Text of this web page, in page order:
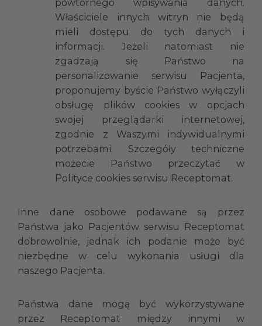
powtórnego wpisywania danych.
Właściciele innych witryn nie będą
mieli dostępu do tych danych i
informacji. Jeżeli natomiast nie
zgadzają się Państwo na
personalizowanie serwisu Pacjenta,
proponujemy byście Państwo wyłączyli
obsługę plików cookies w opcjach
swojej przeglądarki internetowej,
zgodnie z Waszymi indywidualnymi
potrzebami. Szczegóły techniczne
możecie Państwo przeczytać w
Polityce cookies serwisu Receptomat.
Inne dane osobowe podawane są przez
Państwa jako Pacjentów serwisu Receptomat
dobrowolnie, jednak ich podanie może być
niezbędne w celu wykonania usługi dla
naszego Pacjenta.
Państwa dane mogą być wykorzystywane
przez Receptomat między innymi w